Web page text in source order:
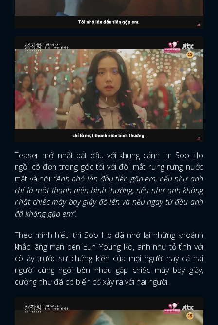
Teaser mới nhất bắt đầu với khung cảnh Im Soo Ho
ngồi cô đơn trong góc tối với đôi mắt rưng rưng nước
mắt và nói: “Anh nhớ lần đầu tiên gặp em, nếu như anh
chỉ là một thanh niên bình thường, nếu như anh không
nhặt chiếc máy bay giấy đó lên và nếu ngay từ đầu anh
đã không gặp em”.
Theo mình hiểu thì Soo Ho đã nhớ lại những khoảnh
khắc lãng mạn bên Eun Young Ro, anh như tỏ tình với
cô ấy trước sự chứng kiến của mọi người hay cả hai
người cùng ngồi bên nhau gấp chiếc máy bay giấy,
dường như đã có biến cố xảy ra với hai người.